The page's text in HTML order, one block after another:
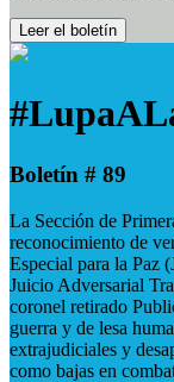
Leer el boletín
Boletín # 89
La Sección de
reconocimiento de
Especial para la Paz
Juicio Adversarial
coronel retirado
guerra y de lesa
extrajudiciales y
como bajas en